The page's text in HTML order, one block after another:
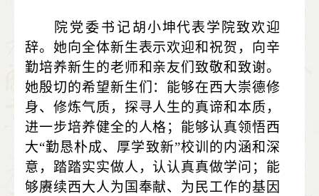
院党委书记胡小坤代表学院致欢迎
辞。她向全体新生表示欢迎和祝贺，向辛
勤培养新生的老师和亲友们致敬和致谢。
她殷切的希望新生们：能够在西大崇德修
身、修炼气质，探寻人生的真谛和本质，
进一步培养健全的人格；能够认真领悟西
大“勤恳朴成、厚学致新”校训的内涵和深
意，踏踏实实做人，认认真真做学问；能
够赓续西大人为国奉献、为民工作的基因